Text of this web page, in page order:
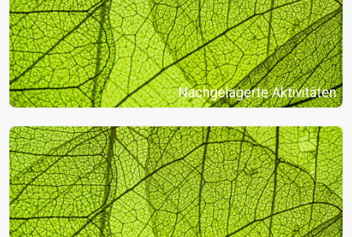
Nachgelagerte Aktivitäten